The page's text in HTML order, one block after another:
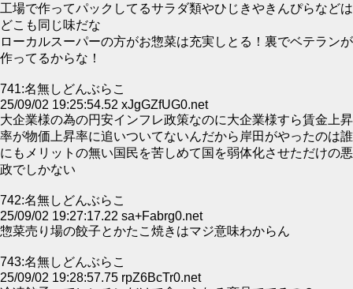
工場で作ってパックしてるサラダ類やひじきやきんぴらなどは
どこも同じ味だな
ローカルスーパーの方がお惣菜は充実しとる！裏でベテランが
作ってるからな！
741:名無しどんぶらこ
25/09/02 19:25:54.52 xJgGZfUG0.net
大企業様の為の円安インフレ政策なのに大企業様すら賃金上昇
率が物価上昇率に追いついてないんだから岸田がやったのは誰
にもメリットの無い国民を苦しめて国を弱体化させただけの悪
政でしかない
742:名無しどんぶらこ
25/09/02 19:27:17.22 sa+Fabrg0.net
惣菜売り場の餃子とかたこ焼きはマジ意味わからん
743:名無しどんぶらこ
25/09/02 19:28:57.75 rpZ6BcTr0.net